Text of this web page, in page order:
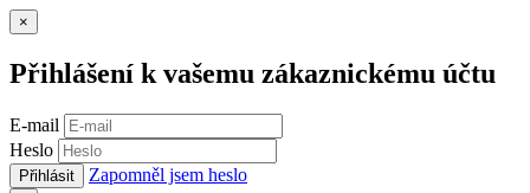
×
Přihlášení k vašemu zákaznickému účtu
E-mail
Heslo
Přihlásit Zapomněl jsem heslo